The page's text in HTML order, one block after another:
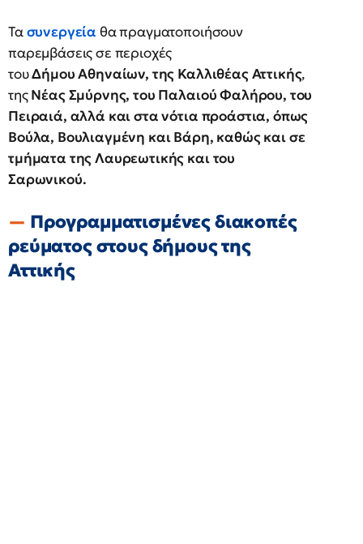
Τασυνεργεία θα πραγματοποιήσουν
παρεμβάσεις σε περιοχές
τουΔήμου Αθηναίων, της Καλλιθέας Αττικής,
τηςΝέας Σμύρνης, του Παλαιού Φαλήρου, του
Πειραιά, αλλά και στα νότια προάστια, όπως
Βούλα, Βουλιαγμένη και Βάρη, καθώς και σε
τμήματα της Λαυρεωτικής και του
Σαρωνικού.
Προγραμματισμένες διακοπές
ρεύματος στους δήμους της
Αττικής